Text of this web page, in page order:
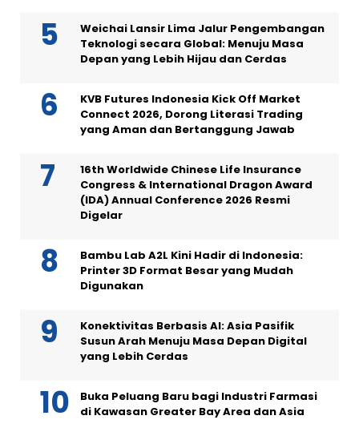
Weichai Lansir Lima Jalur Pengembangan
Teknologi secara Global: Menuju Masa
Depan yang Lebih Hijau dan Cerdas
KVB Futures Indonesia Kick Off Market
Connect 2026, Dorong Literasi Trading
yang Aman dan Bertanggung Jawab
16th Worldwide Chinese Life Insurance
Congress & International Dragon Award
(IDA) Annual Conference 2026 Resmi
Digelar
Bambu Lab A2L Kini Hadir di Indonesia:
Printer 3D Format Besar yang Mudah
Digunakan
Konektivitas Berbasis AI: Asia Pasifik
Susun Arah Menuju Masa Depan Digital
yang Lebih Cerdas
Buka Peluang Baru bagi Industri Farmasi
di Kawasan Greater Bay Area dan Asia